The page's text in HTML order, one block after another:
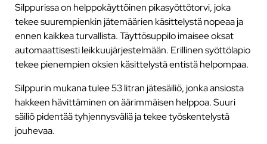
Silppurissa on helppokäyttöinen pikasyöttötorvi, joka
tekee suurempienkin jätemäärien käsittelystä nopeaa ja
ennen kaikkea turvallista. Täyttösuppilo imaisee oksat
automaattisesti leikkuujärjestelmään. Erillinen syöttölapio
tekee pienempien oksien käsittelystä entistä helpompaa.
Silppurin mukana tulee 53 litran jätesäiliö, jonka ansiosta
hakkeen hävittäminen on äärimmäisen helppoa. Suuri
säiliö pidentää tyhjennysväliä ja tekee työskentelystä
jouhevaa.